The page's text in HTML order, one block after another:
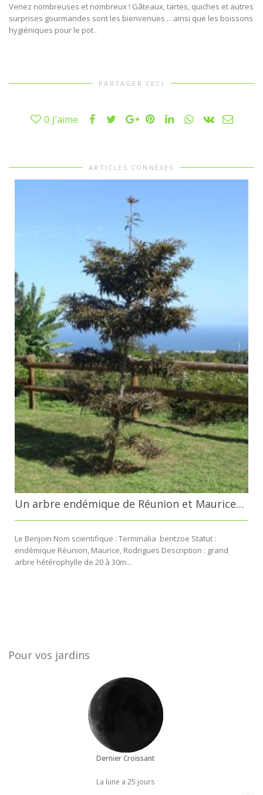
Venez nombreuses et nombreux ! Gâteaux, tartes, quiches et autres
surprises gourmandes sont les bienvenues …ainsi que les boissons
hygiéniques pour le pot .
PARTAGER CECI
0 J’aime
ARTICLES CONNEXES
Un arbre endémique de Réunion et Maurice…
Le Benjoin Nom scientifique : Terminalia bentzoe Statut :
endémique Réunion, Maurice, Rodrigues Description : grand
arbre hétérophylle de 20 à 30m...
Pour vos jardins
Dernier Croissant
La lune a 25 jours